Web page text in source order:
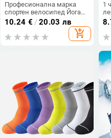
Професионална марка
спортен велосипед Йога
баскетболни чорапи
дишащи чорапи за
шосейно колоездене
състезание велосипед
10.24 € /20.03 лв
add_shopping_cart
1